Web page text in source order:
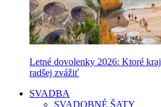
Letné dovolenky 2026: Ktoré
radšej zvážiť
SVADBA
SVADOBNÉ ŠATY